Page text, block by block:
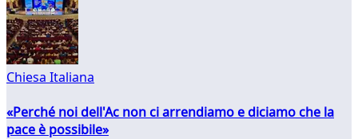
Chiesa Italiana
«Perché noi dell'Ac non ci arrendiamo e diciamo che la
pace è possibile»